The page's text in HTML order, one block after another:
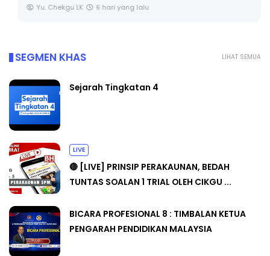
Yu. Chekgu LK 6 hari yang lalu
LIHAT SEMUA
SEGMEN KHAS
Sejarah Tingkatan 4
LIVE
🔴 [LIVE] PRINSIP PERAKAUNAN, BEDAH
TUNTAS SOALAN 1 TRIAL OLEH CIKGU ...
BICARA PROFESIONAL 8 : TIMBALAN KETUA
PENGARAH PENDIDIKAN MALAYSIA